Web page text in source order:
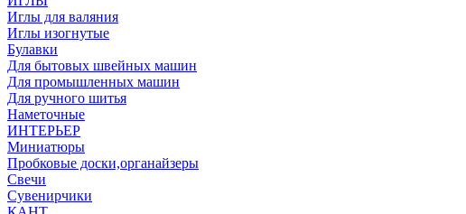
Иглы для валяния
Иглы изогнутые
Булавки
Для бытовых швейных машин
Для промышленных машин
Для ручного шитья
Наметочные
ИНТЕРЬЕР
Миниатюры
Пробковые доски,органайзеры
Свечи
Сувенирчики